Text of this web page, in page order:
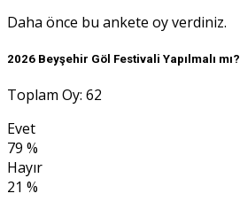
Daha önce bu ankete oy verdiniz.
2026 Beyşehir Göl Festivali Yapılmalı mı?
Toplam Oy: 62
Evet
79 %
Hayır
21 %